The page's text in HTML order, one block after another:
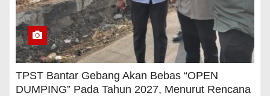
TPST Bantar Gebang Akan Bebas “OPEN
DUMPING” Pada Tahun 2027, Menurut Rencana